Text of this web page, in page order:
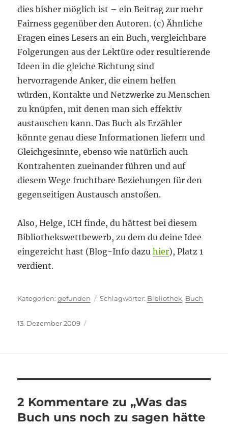
dies bisher möglich ist – ein Beitrag zur mehr
Fairness gegenüber den Autoren. (c) Ähnliche
Fragen eines Lesers an ein Buch, vergleichbare
Folgerungen aus der Lektüre oder resultierende
Ideen in die gleiche Richtung sind
hervorragende Anker, die einem helfen
würden, Kontakte und Netzwerke zu Menschen
zu knüpfen, mit denen man sich effektiv
austauschen kann. Das Buch als Erzähler
könnte genau diese Informationen liefern und
Gleichgesinnte, ebenso wie natürlich auch
Kontrahenten zueinander führen und auf
diesem Wege fruchtbare Beziehungen für den
gegenseitigen Austausch anstoßen.
Also, Helge, ICH finde, du hättest bei diesem
Bibliothekswettbewerb, zu dem du deine Idee
eingereicht hast (Blog-Info dazuhier), Platz 1
verdient.
Kategorien
gefunden Schlagwörter
Bibliothek, Buch
Veröffentlicht
13. Dezember 2009
2 Kommentare zu „Was das
Buch uns noch zu sagen hätte